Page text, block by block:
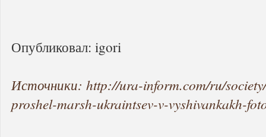
Опубликовал: igori
Источники: http://ura-inform.com/ru/
proshel-marsh-ukraintsev-v-vyshivankakh-